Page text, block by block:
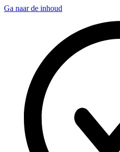
Ga naar de inhoud